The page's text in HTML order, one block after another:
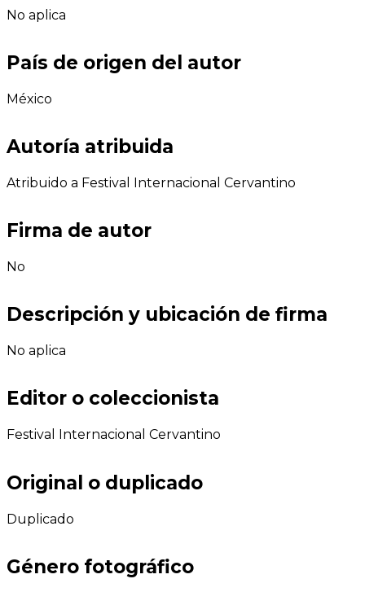
No aplica
País de origen del autor
México
Autoría atribuida
Atribuido a Festival Internacional Cervantino
Firma de autor
No
Descripción y ubicación de firma
No aplica
Editor o coleccionista
Festival Internacional Cervantino
Original o duplicado
Duplicado
Género fotográfico